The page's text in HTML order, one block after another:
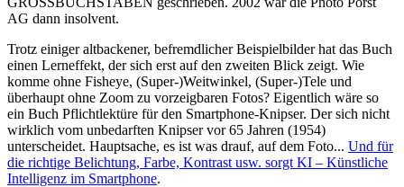
AG dann insolvent.
Trotz einiger altbackener, befremdlicher Beispielbilder hat das Buch
einen Lerneffekt, der sich erst auf den zweiten Blick zeigt. Wie
komme ohne Fisheye, (Super-)Weitwinkel, (Super-)Tele und
überhaupt ohne Zoom zu vorzeigbaren Fotos? Eigentlich wäre so
ein Buch Pflichtlektüre für den Smartphone-Knipser. Der sich nicht
wirklich vom unbedarften Knipser vor 65 Jahren (1954)
unterscheidet. Hauptsache, es ist was drauf, auf dem Foto... Und für
die richtige Belichtung, Farbe, Kontrast usw. sorgt KI – Künstliche
Intelligenz im Smartphone.